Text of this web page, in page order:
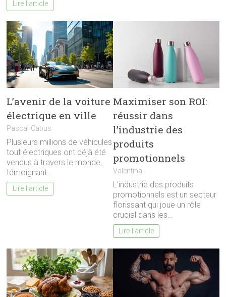
Lire l'article
L’avenir de la voiture
électrique en ville
Pascal Cabus
Plusieurs millions de véhicules
tout électriques ont déjà été
vendus à travers le monde,
témoignant…
Lire l'article
Maximiser son ROI:
réussir dans
l’industrie des
produits
promotionnels
Valentina
L’industrie des produits
promotionnels est un secteur
florissant qui joue un rôle
crucial dans les…
Lire l'article